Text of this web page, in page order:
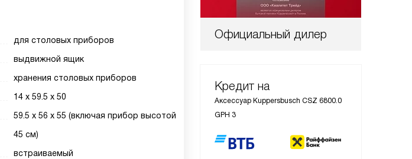
Официальный дилер
Кредит на
Аксессуар Kuppersbusch CSZ 6800.0
GPH 3
для столовых приборов
выдвижной ящик
хранения столовых приборов
14 x 59.5 x 50
59.5 x 56 x 55 (включая прибор высотой
45 см)
встраиваемый